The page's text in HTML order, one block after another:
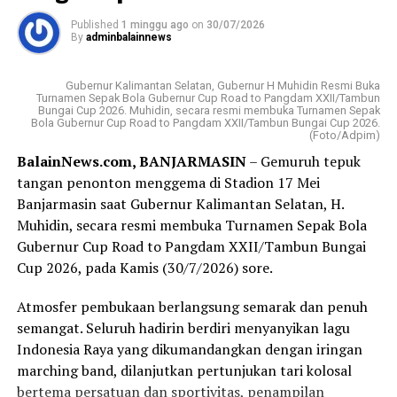
(Pemkab/Pemkot) provinsi setempat.
Visi Badan Usaha Milik Daerah (BUMD) Pemprov Kalsel
terpercaya dengan memberikan pelayanan terbaik
kepada masyarakat.
Sementara misinya ;menjadi penggerak perekonomian
daerah, memberikan nilai tambah bagi pemegang saham,
serta menyediakan layanan perbankan berkualitas.
Sedangkan produk Bank Kalsel meliputi layanan
tabungan, kredit atau pinjaman, serta layanan khusus
seperti Tabungan Banua, Kredit Multiguna Plus, dan
Rapat kerja Komisi II Bidang Ekonomi dan Keuangan
DPRD tersebut dengan sejumlah BUMD milik Pemprov
Kalsel semula dipimpin Wakil Ketua Komisinya H
Published 1 minggu ago on 30/07/2026
By adminbalainnews
Gubernur Kalimantan Selatan, Gubernur H Muhidin Resmi Buka
Turnamen Sepak Bola Gubernur Cup Road to Pangdam XXII/Tambun
Bungai Cup 2026. Muhidin, secara resmi membuka Turnamen Sepak
Bola Gubernur Cup Road to Pangdam XXII/Tambun Bungai Cup 2026.
(Foto/Adpim)
BalainNews.com, BANJARMASIN– Gemuruh tepuk
tangan penonton menggema di Stadion 17 Mei
Banjarmasin saat Gubernur Kalimantan Selatan, H.
Muhidin, secara resmi membuka Turnamen Sepak Bola
Gubernur Cup Road to Pangdam XXII/Tambun Bungai
Cup 2026, pada Kamis (30/7/2026) sore.
Atmosfer pembukaan berlangsung semarak dan penuh
semangat. Seluruh hadirin berdiri menyanyikan lagu
Indonesia Raya yang dikumandangkan dengan iringan
marching band, dilanjutkan pertunjukan tari kolosal
bertema persatuan dan sportivitas, penampilan